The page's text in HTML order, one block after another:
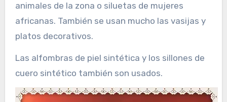
animales de la zona o siluetas de mujeres
africanas. También se usan mucho las vasijas y
platos decorativos.
Las alfombras de piel sintética y los sillones de
cuero sintético también son usados.